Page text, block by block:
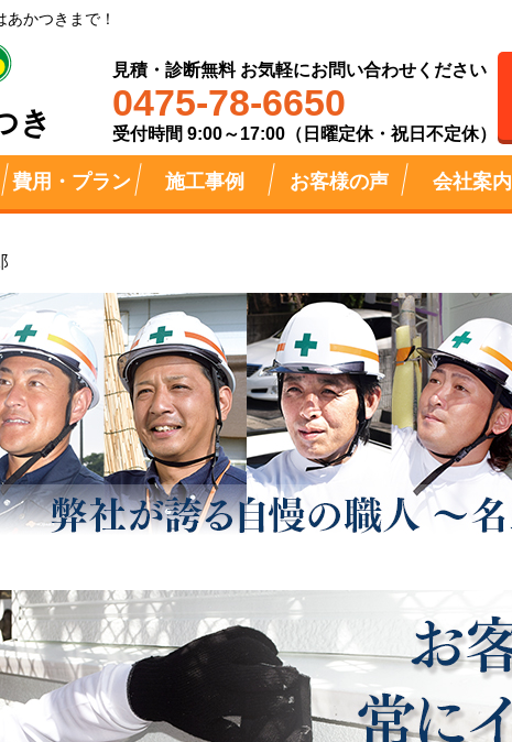
かつきまで！
き
見積・診断無料 お気軽にお問い合わせください
0475-78-6650
受付時間 9:00～17:00（日曜定休・祝日不定休）
費用・プラン 施工事例 お客様の声 会社案内